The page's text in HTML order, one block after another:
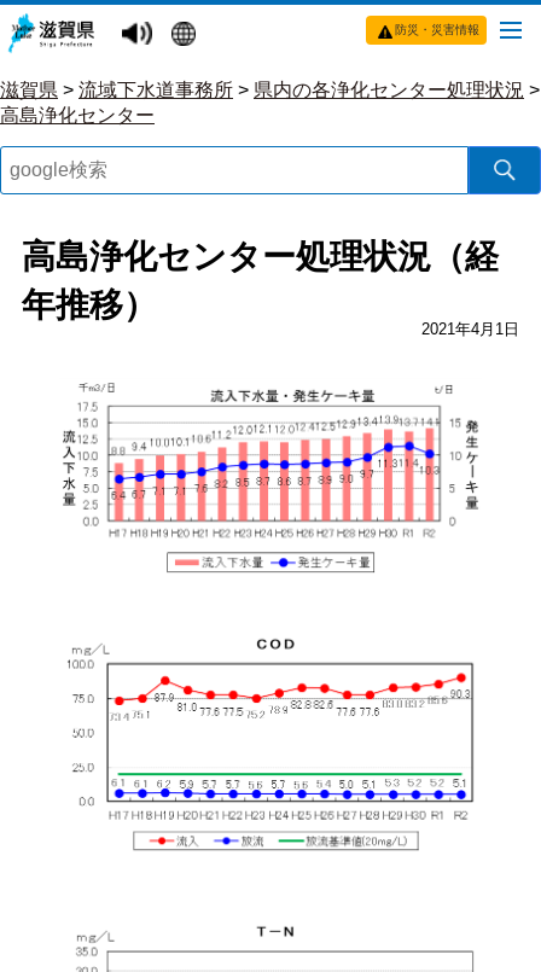
防災・災害情報
滋賀県 > 流域下水道事務所 > 県内の各浄化センター処理状況 >
高島浄化センター
高島浄化センター処理状況（経
年推移）
2021年4月1日